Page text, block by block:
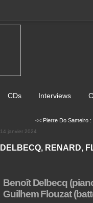
CDs Interviews
<< Pierre Do Sameiro :
14 janvier 2024
DELBECQ, RENARD,
Benoît Delbecq
Guilhem Flouzat